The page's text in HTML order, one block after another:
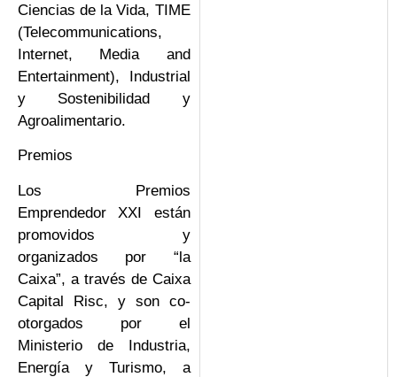
Ciencias de la Vida, TIME
(Telecommunications,
Internet, Media and
Entertainment), Industrial
y Sostenibilidad y
Agroalimentario.
Premios
Los Premios
Emprendedor XXI están
promovidos y
organizados por “la
Caixa”, a través de Caixa
Capital Risc, y son co-
otorgados por el
Ministerio de Industria,
Energía y Turismo, a